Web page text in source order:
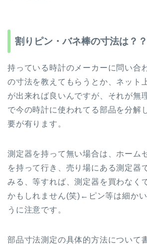
割りピン・バネ棒の寸法は？？
持っている時計のメーカーに問い合
の寸法を教えてもらうとか、ネット
が出来れば良いんですが、それが無
で今の時計に使われてる部品を分解
要が有ります。
測定器を持って無い場合は、ホーム
を持って行き、売り場にある測定器
みる、等すれば、測定器を買わなく
かもしれません(笑)←ピン等は細か
うに注意です。
部品寸法測定の具体的方法について